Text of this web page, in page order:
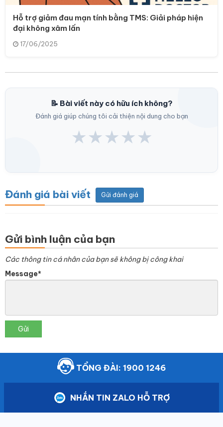
Hỗ trợ giảm đau mạn tính bằng TMS: Giải pháp hiện
đại không xâm lấn
17/06/2025
📝 Bài viết này có hữu ích không?
Đánh giá giúp chúng tôi cải thiện nội dung cho bạn
★★★★★
Đánh giá bài viết Gửi đánh giá
Gửi bình luận của bạn
Các thông tin cá nhân của bạn sẽ không bị công khai
Message*
Gửi
TỔNG ĐÀI: 1900 1246
NHẮN TIN ZALO HỖ TRỢ